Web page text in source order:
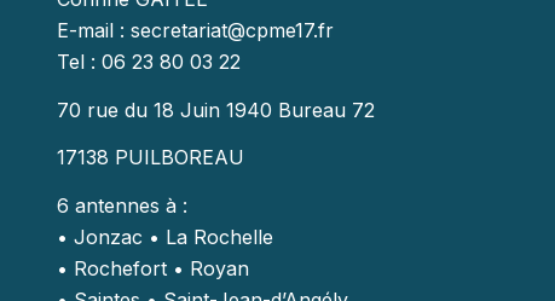
E-mail : secretariat@cpme17.fr
Tel : 06 23 80 03 22
70 rue du 18 Juin 1940 Bureau 72
17138 PUILBOREAU
6 antennes à :
• Jonzac • La Rochelle
• Rochefort • Royan